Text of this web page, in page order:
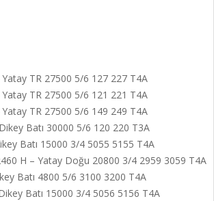
TR 27500 5/6 127 227 T4A
TR 27500 5/6 121 221 T4A
TR 27500 5/6 149 249 T4A
Batı 30000 5/6 120 220 T3A
Batı 15000 3/4 5055 5155 T4A
H – Yatay Doğu 20800 3/4 2959 3059 T4A
Batı 4800 5/6 3100 3200 T4A
Batı 15000 3/4 5056 5156 T4A